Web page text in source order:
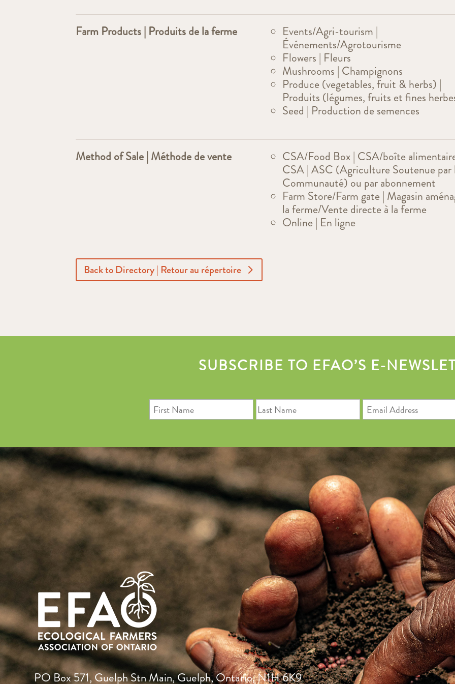
Farm Products | Produits de la ferme
Events/Agri-tourism |
Événements/Agrotourisme
Flowers | Fleurs
Mushrooms | Champignons
Produce (vegetables, fruit & herbs) |
Produits (légumes, fruits et fines
Seed | Production de semences
Method of Sale | Méthode de vente
CSA/Food Box | CSA/boîte
CSA | ASC (Agriculture Soutenue par
Communauté) ou par abonnement
Farm Store/Farm gate | Magasin
la ferme/Vente directe à la ferme
Online | En ligne
Back to Directory | Retour au répertoire
SUBSCRIBE TO EFAO’S E-
PO Box 571, Guelph Stn Main, Guelph, Ontario, N1H 6K9